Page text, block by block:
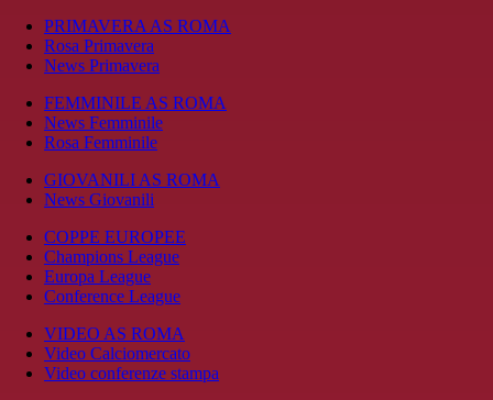
PRIMAVERA AS ROMA
Rosa Primavera
News Primavera
FEMMINILE AS ROMA
News Femminile
Rosa Femminile
GIOVANILI AS ROMA
News Giovanili
COPPE EUROPEE
Champions League
Europa League
Conference League
VIDEO AS ROMA
Video Calciomercato
Video conferenze stampa